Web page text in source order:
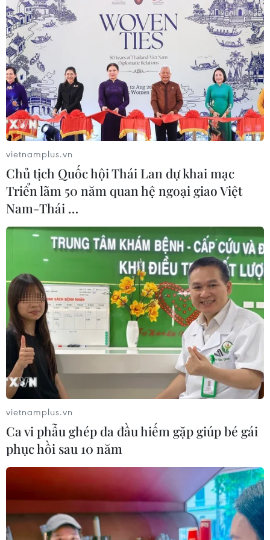
Tiền Giang kiểm soát tốt dịch, số ca mắc
mới COVID-19 giảm từng ngày
27/09/2021 03:00
Để khống chế dịch bệnh, giảm dần số ca mắc, tiến tới
kiểm soát và đẩy lùi dịch bệnh, Tiền Giang có nhiều giải
pháp đồng bộ ứng phó hiệu quả dịch như đẩy nhanh
tiến độ tiêm chủng, xét nghiệm tầm soát.
vietnamplus.vn
Chủ tịch Quốc hội Thái Lan dự khai mạc
Triển lãm 50 năm quan hệ ngoại giao Việt
Nam-Thái …
vietnamplus.vn
Ca vi phẫu ghép da đầu hiếm gặp giúp bé gái
phục hồi sau 10 năm